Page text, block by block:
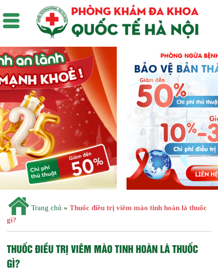
Trang chủ » Thuốc điều trị viêm mào tinh hoàn là thuốc
gì?
THUỐC ĐIỀU TRỊ VIÊM MÀO TINH HOÀN LÀ THUỐC
GÌ?